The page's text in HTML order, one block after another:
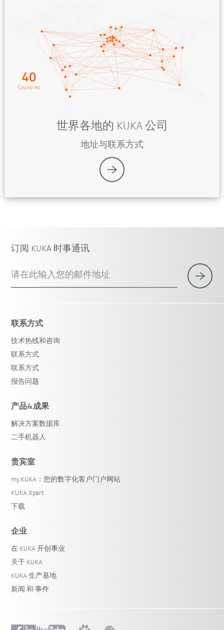
世界各地的 KUKA 公司
地址与联系方式
订阅 KUKA 时事通讯
请在此输入您的邮件地址
联系方式
技术热线和咨询
联系方式
联系方式
报告问题
产品&成果
解决方案数据库
二手机器人
贵宾室
my.KUKA：您的数字化客户门户网站
KUKA Xpert
下载
企业
在 KUKA 开创事业
关于 KUKA
KUKA 生产基地
新闻 和 事件